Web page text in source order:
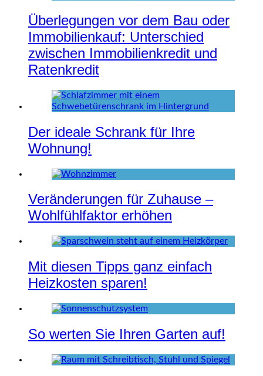
Überlegungen vor dem Bau oder
Immobilienkauf: Unterschied
zwischen Immobilienkredit und
Ratenkredit
Der ideale Schrank für Ihre
Wohnung!
Veränderungen für Zuhause –
Wohlfühlfaktor erhöhen
Mit diesen Tipps ganz einfach
Heizkosten sparen!
So werten Sie Ihren Garten auf!